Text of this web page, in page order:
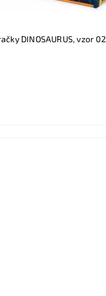
DINOSAURUS, vzor 02